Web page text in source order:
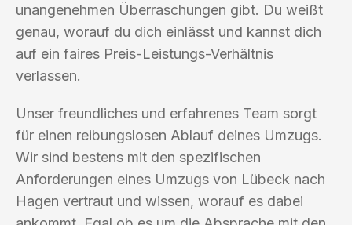
unangenehmen Überraschungen gibt. Du weißt
genau, worauf du dich einlässt und kannst dich
auf ein faires Preis-Leistungs-Verhältnis
verlassen.
Unser freundliches und erfahrenes Team sorgt
für einen reibungslosen Ablauf deines Umzugs.
Wir sind bestens mit den spezifischen
Anforderungen eines Umzugs von Lübeck nach
Hagen vertraut und wissen, worauf es dabei